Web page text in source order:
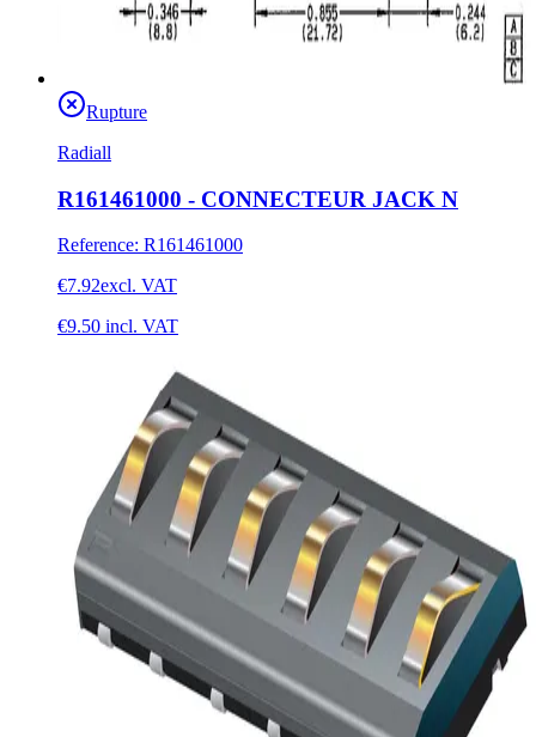
Rupture
Radiall
R161461000 - CONNECTEUR JACK N
Reference: R161461000
€7.92excl. VAT
€9.50 incl. VAT